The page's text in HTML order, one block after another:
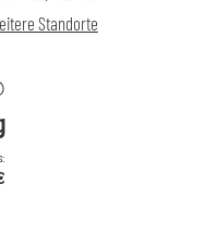
Standorte